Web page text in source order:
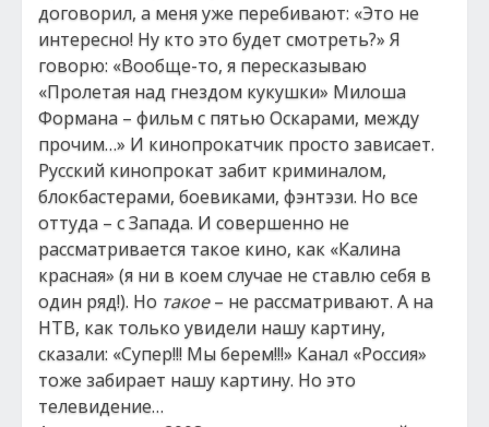
договорил, а меня уже перебивают: «Это не
интересно! Ну кто это будет смотреть?» Я
говорю: «Вообще-то, я пересказываю
«Пролетая над гнездом кукушки» Милоша
Формана – фильм с пятью Оскарами, между
прочим…» И кинопрокатчик просто зависает.
Русский кинопрокат забит криминалом,
блокбастерами, боевиками, фэнтэзи. Но все
оттуда – с Запада. И совершенно не
рассматривается такое кино, как «Калина
красная» (я ни в коем случае не ставлю себя в
один ряд!). Но такое– не рассматривают. А на
НТВ, как только увидели нашу картину,
сказали: «Супер!!! Мы берем!!!» Канал «Россия»
тоже забирает нашу картину. Но это
телевидение…